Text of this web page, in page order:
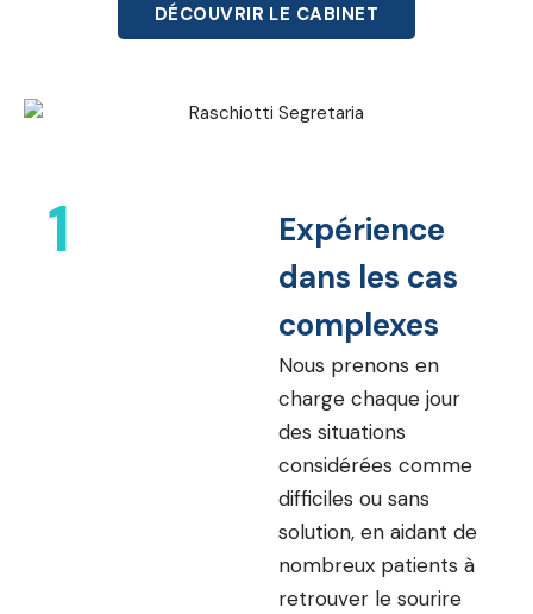
DÉCOUVRIR LE CABINET
1
Expérience
dans les cas
complexes
Nous prenons en
charge chaque jour
des situations
considérées comme
difficiles ou sans
solution, en aidant de
nombreux patients à
retrouver le sourire